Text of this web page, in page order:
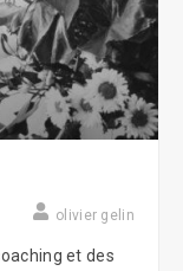
olivier gelin
et des